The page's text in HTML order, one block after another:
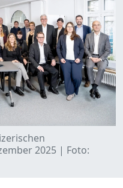
2025 | Foto: